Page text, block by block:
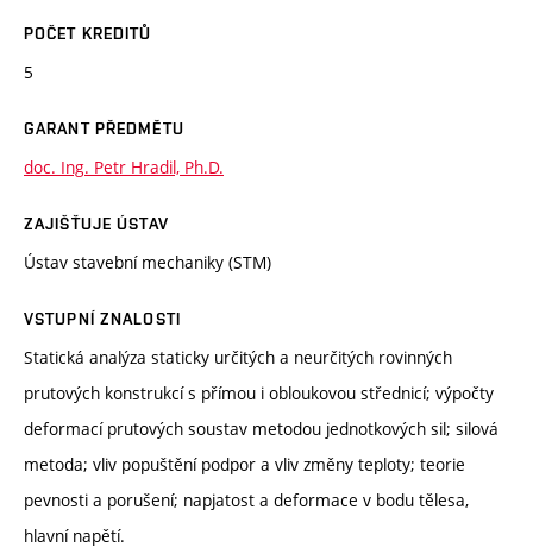
POČET KREDITŮ
5
GARANT PŘEDMĚTU
doc. Ing. Petr Hradil, Ph.D.
ZAJIŠŤUJE ÚSTAV
Ústav stavební mechaniky (STM)
VSTUPNÍ ZNALOSTI
Statická analýza staticky určitých a neurčitých rovinných
prutových konstrukcí s přímou i obloukovou střednicí; výpočty
deformací prutových soustav metodou jednotkových sil; silová
metoda; vliv popuštění podpor a vliv změny teploty; teorie
pevnosti a porušení; napjatost a deformace v bodu tělesa,
hlavní napětí.